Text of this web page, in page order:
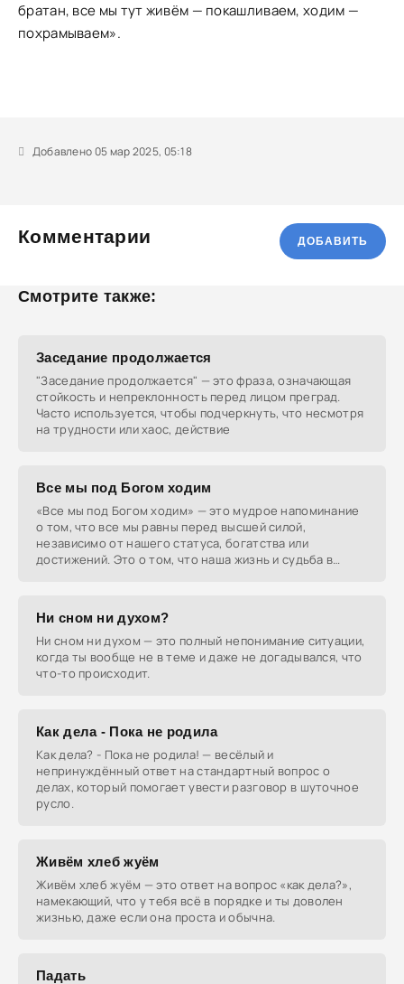
братан, все мы тут живём — покашливаем, ходим —
похрамываем».
Добавлено 05 мар 2025, 05:18
Комментарии ДОБАВИТЬ
Смотрите также:
Заседание продолжается
"Заседание продолжается" — это фраза, означающая
стойкость и непреклонность перед лицом преград.
Часто используется, чтобы подчеркнуть, что несмотря
на трудности или хаос, действие
Все мы под Богом ходим
«Все мы под Богом ходим» — это мудрое напоминание
о том, что все мы равны перед высшей силой,
независимо от нашего статуса, богатства или
достижений. Это о том, что наша жизнь и судьба в
Ни сном ни духом?
Ни сном ни духом — это полный непонимание ситуации,
когда ты вообще не в теме и даже не догадывался, что
что-то происходит.
Как дела - Пока не родила
Как дела? - Пока не родила! — весёлый и
непринуждённый ответ на стандартный вопрос о
делах, который помогает увести разговор в шуточное
русло.
Живём хлеб жуём
Живём хлеб жуём — это ответ на вопрос «как дела?»,
намекающий, что у тебя всё в порядке и ты доволен
жизнью, даже если она проста и обычна.
Падать